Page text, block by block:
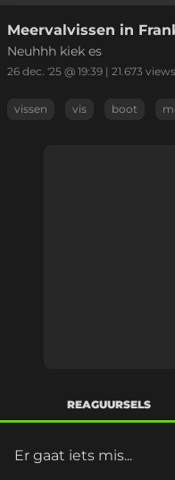
Link kopiëren
Meervalvissen in
Neuhhh kiek es
26 dec. '25 @ 19:39 | 21.673 views
vissen vis boot
REAGUURSELS
Er gaat iets mis...